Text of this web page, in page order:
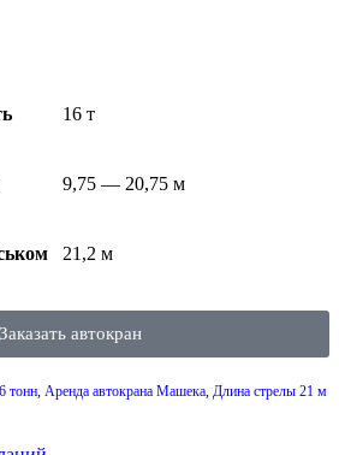
16 т
9,75 — 20,75 м
21,2 м
Заказать автокран
тонн, Аренда автокрана Машека, Длина стрелы 21 м